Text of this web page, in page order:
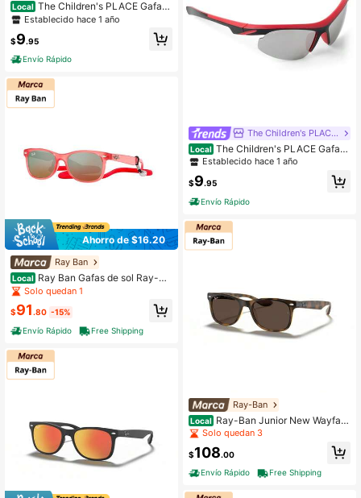
Local The Children's PLACE Gafas
de sol de ojo de gato para niñas
Establecido hace 1 año
$9.95
Envío Rápido
Ahorro de $16.20
Ray Ban
Local Ray Ban Gafas de sol Ray-Ba
n RJ9052S 7145A8 47mm Junior N
ew Wayfarer Opal Red
Solo quedan 1
$91.80 -15%
Envío Rápido
Free Shipping
The Children's PLACE Flagship Store
Local The Children's PLACE Gafas
de sol deportivas para niños
Establecido hace 1 año
$9.95
Envío Rápido
Ray-Ban
Local Ray-Ban Junior New Wayfare
r RJ9052S 152/73 47mm Gafas de
sol Havana / Marrón oscuro
Solo quedan 3
$108.00
Envío Rápido
Free Shipping